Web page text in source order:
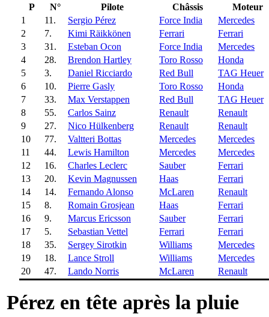
P N° Pilote Châssis
Moteur
1
11. Sergio Pérez Force India
Mercedes
2
7. Kimi Räikkönen Ferrari
Ferrari
3
31. Esteban Ocon Force India
Mercedes
4
28. Brendon Hartley Toro Rosso
Honda
5
3. Daniel Ricciardo Red Bull
TAG Heuer
6
10. Pierre Gasly Toro Rosso
Honda
7
33. Max Verstappen Red Bull
TAG Heuer
8
55. Carlos Sainz Renault
Renault
9
27. Nico Hülkenberg Renault
Renault
10
77. Valtteri Bottas Mercedes
Mercedes
11
44. Lewis Hamilton Mercedes
Mercedes
12
16. Charles Leclerc Sauber
Ferrari
13
20. Kevin Magnussen Haas
Ferrari
14
14. Fernando Alonso McLaren
Renault
15
8. Romain Grosjean Haas
Ferrari
16
9. Marcus Ericsson Sauber
Ferrari
17
5. Sebastian Vettel Ferrari
Ferrari
18
35. Sergey Sirotkin Williams
Mercedes
19
18. Lance Stroll Williams
Mercedes
20
47. Lando Norris McLaren Renault
Pérez en tête après la pluie